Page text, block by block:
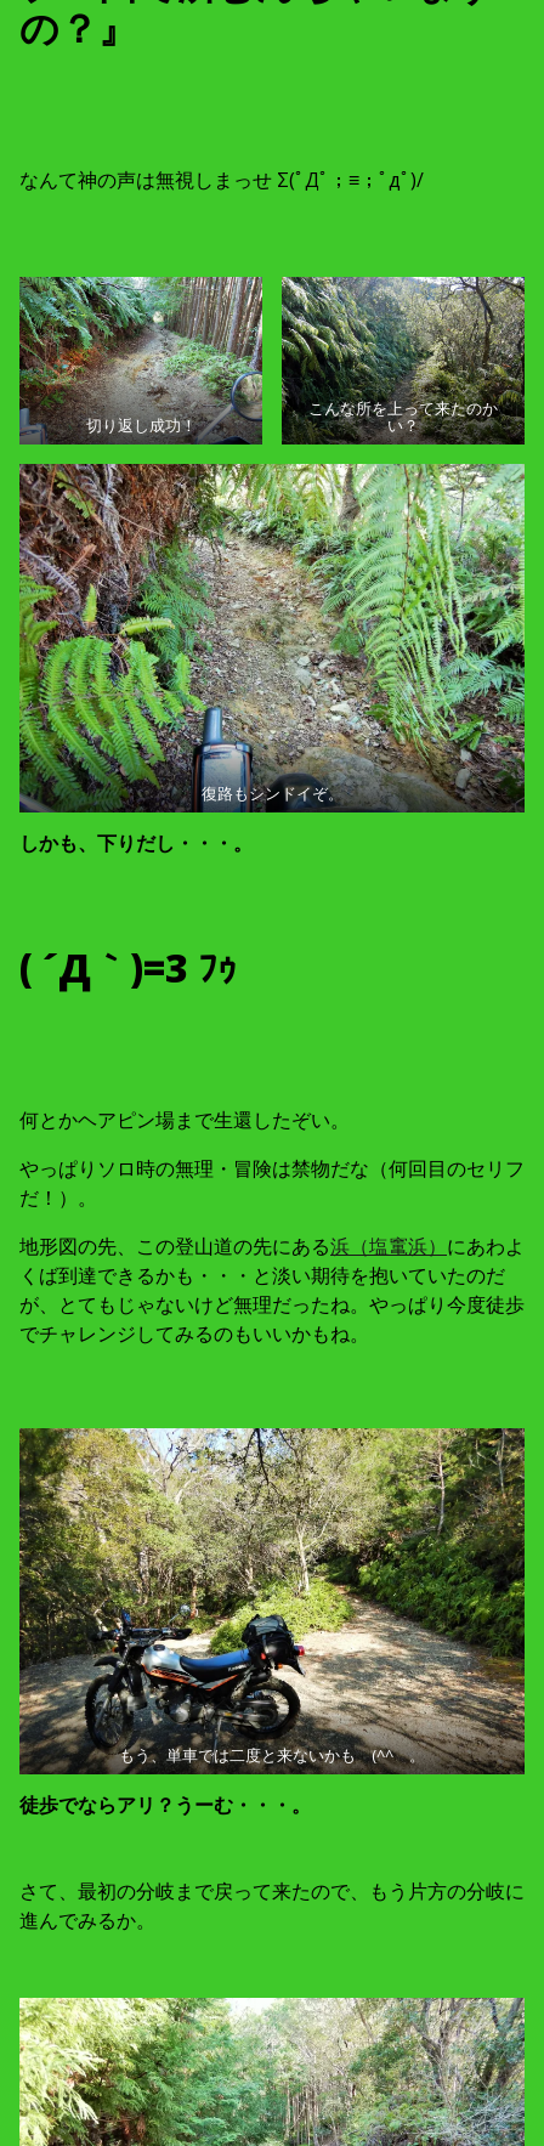
の？』
なんて神の声は無視しまっせ Σ(ﾟДﾟ；≡；ﾟдﾟ)/
切り返し成功！
こんな所を上って来たのか
い？
復路もシンドイぞ。
しかも、下りだし・・・。
( ´Д｀)=3 ﾌｩ
何とかヘアピン場まで生還したぞい。
やっぱりソロ時の無理・冒険は禁物だな（何回目のセリフ
だ！）。
地形図の先、この登山道の先にある浜（塩竃浜） にあわよ
くば到達できるかも・・・と淡い期待を抱いていたのだ
が、とてもじゃないけど無理だったね。やっぱり今度徒歩
でチャレンジしてみるのもいいかもね。
もう、単車では二度と来ないかも (^^ゞ。
徒歩でならアリ？うーむ・・・。
さて、最初の分岐まで戻って来たので、もう片方の分岐に
進んでみるか。